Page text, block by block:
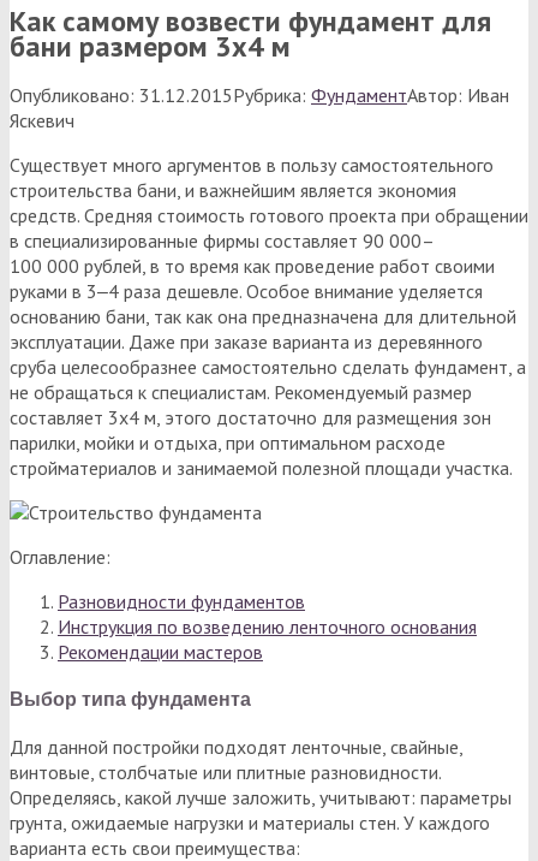
Как самому возвести фундамент для
бани размером 3х4 м
Опубликовано: 31.12.2015Рубрика: ФундаментАвтор: Иван
Яскевич
Существует много аргументов в пользу самостоятельного
строительства бани, и важнейшим является экономия
средств. Средняя стоимость готового проекта при обращении
в специализированные фирмы составляет 90 000–
100 000 рублей, в то время как проведение работ своими
руками в 3‒4 раза дешевле. Особое внимание уделяется
основанию бани, так как она предназначена для длительной
эксплуатации. Даже при заказе варианта из деревянного
сруба целесообразнее самостоятельно сделать фундамент, а
не обращаться к специалистам. Рекомендуемый размер
составляет 3х4 м, этого достаточно для размещения зон
парилки, мойки и отдыха, при оптимальном расходе
стройматериалов и занимаемой полезной площади участка.
Оглавление:
Разновидности фундаментов
Инструкция по возведению ленточного основания
Рекомендации мастеров
Выбор типа фундамента
Для данной постройки подходят ленточные, свайные,
винтовые, столбчатые или плитные разновидности.
Определяясь, какой лучше заложить, учитывают: параметры
грунта, ожидаемые нагрузки и материалы стен. У каждого
варианта есть свои преимущества: